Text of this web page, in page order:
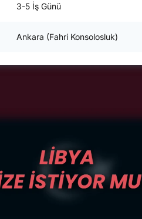
3-5 İş Günü
Ankara (Fahri Konsolosluk)